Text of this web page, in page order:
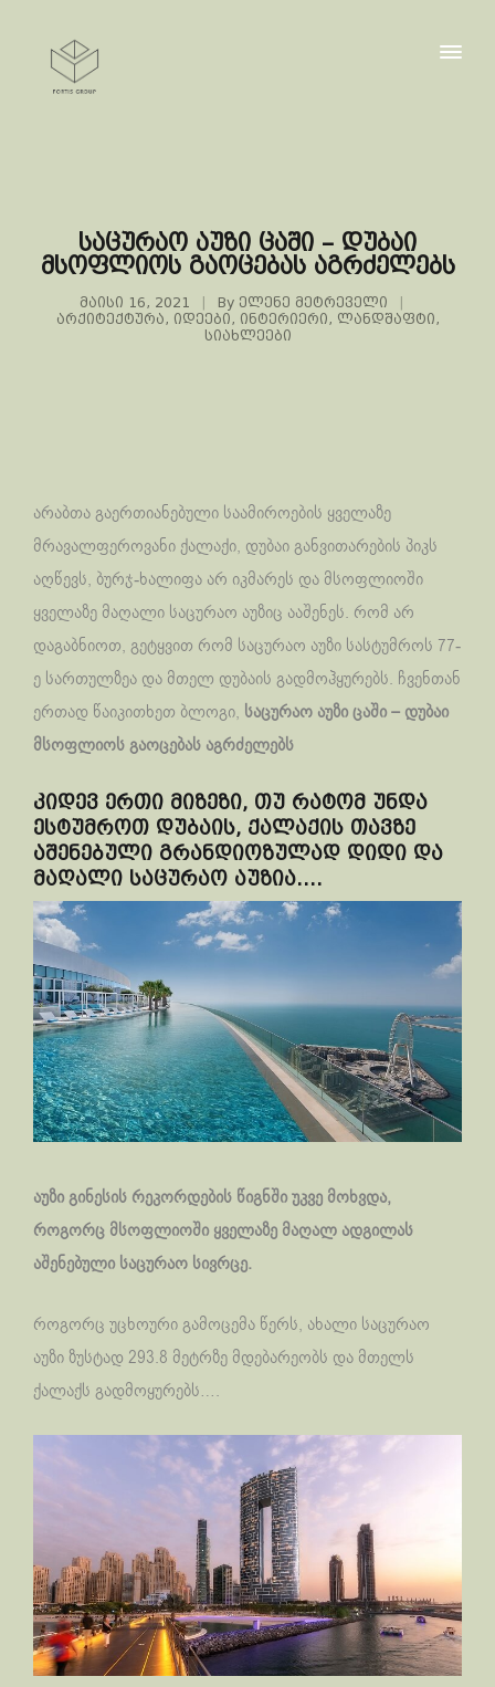
საცურაო აუზი ცაში – დუბაი
მსოფლიოს გაოცებას აგრძელებს
მაისი 16, 2021 By ელენე მეტრეველი
არქიტექტურა, იდეები, ინტერიერი, ლანდშაფტი,
სიახლეები
არაბთა გაერთიანებული საამიროების ყველაზე
მრავალფეროვანი ქალაქი, დუბაი განვითარების პიკს
აღწევს, ბურჯ-ხალიფა არ იკმარეს და მსოფლიოში
ყველაზე მაღალი საცურაო აუზიც ააშენეს. რომ არ
დაგაბნიოთ, გეტყვით რომ საცურაო აუზი სასტუმროს 77-
ე სართულზეა და მთელ დუბაის გადმოჰყურებს. ჩვენთან
ერთად წაიკითხეთ ბლოგი, საცურაო აუზი ცაში – დუბაი
მსოფლიოს გაოცებას აგრძელებს
კიდევ ერთი მიზეზი, თუ რატომ უნდა
ესტუმროთ დუბაის, ქალაქის თავზე
აშენებული გრანდიოზულად დიდი და
მაღალი საცურაო აუზია….
აუზი გინესის რეკორდების წიგნში უკვე მოხვდა,
როგორც მსოფლიოში ყველაზე მაღალ ადგილას
აშენებული საცურაო სივრცე.
როგორც უცხოური გამოცემა წერს, ახალი საცურაო
აუზი ზუსტად 293.8 მეტრზე მდებარეობს და მთელს
ქალაქს გადმოყურებს….